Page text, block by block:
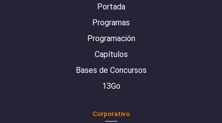
Portada
Programas
Programación
Capítulos
Bases de Concursos
13Go
Corporativo